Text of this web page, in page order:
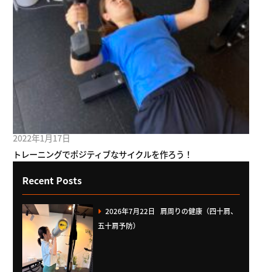
2022年1月17日
トレーニングでポジティブなサイクルを作ろう！
Recent Posts
2026年7月22日
肩周りの健康（四十肩、
五十肩予防）